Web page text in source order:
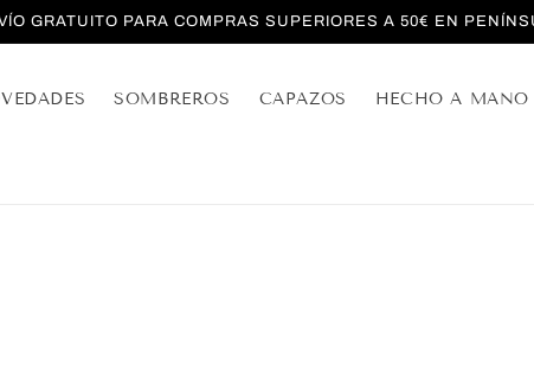
GRATUITO PARA COMPRAS SUPERIORES A 50€ EN
SOMBREROS CAPAZOS HECHO A MANO